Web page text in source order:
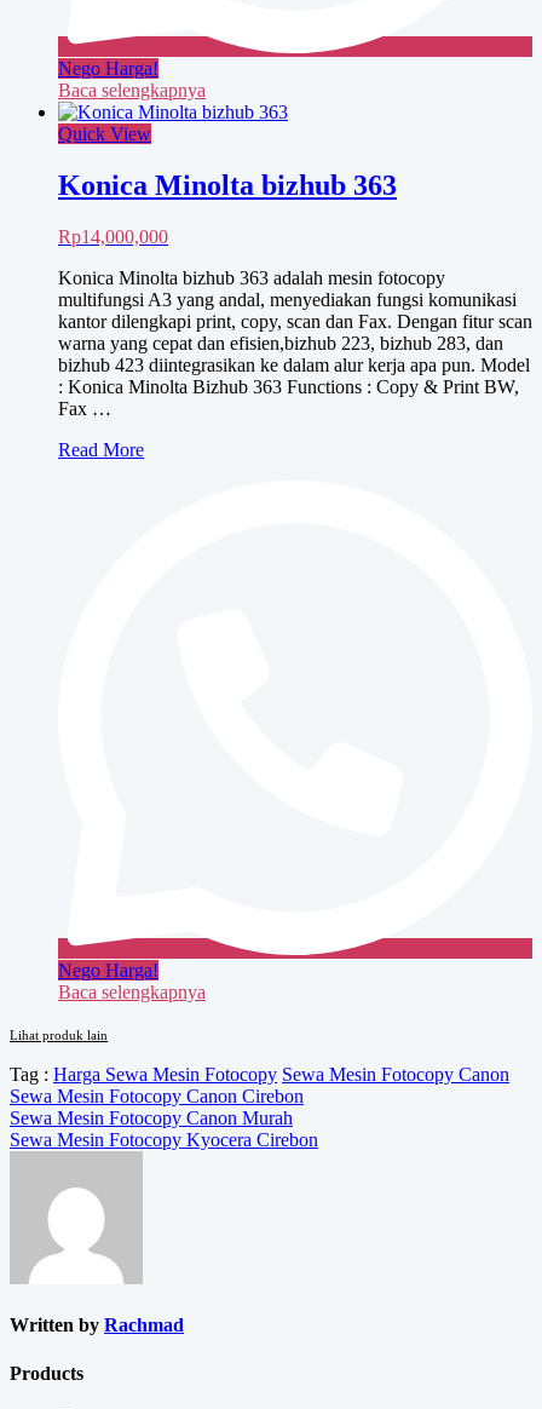
Nego Harga!
Baca selengkapnya
Quick View
Konica Minolta bizhub 363
Rp14,000,000
Konica Minolta bizhub 363 adalah mesin fotocopy
multifungsi A3 yang andal, menyediakan fungsi komunikasi
kantor dilengkapi print, copy, scan dan Fax. Dengan fitur scan
warna yang cepat dan efisien,bizhub 223, bizhub 283, dan
bizhub 423 diintegrasikan ke dalam alur kerja apa pun. Model
: Konica Minolta Bizhub 363 Functions : Copy & Print BW,
Fax …
Konica
Read More
Nego Harga!
Baca selengkapnya
Lihat produk lain
Tag : Harga Sewa Mesin Fotocopy Sewa Mesin Fotocopy Canon
Sewa Mesin Fotocopy Canon Cirebon
Navigasi
pos
Sewa Mesin Fotocopy Canon Murah
Sewa Mesin Fotocopy Kyocera Cirebon
Written by Rachmad
Products